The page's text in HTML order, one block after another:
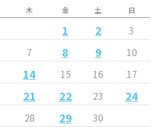
木 金 土 日
1 2
3
7 8 9 10
14 15 16 17
21 22 23
24
28 29 30